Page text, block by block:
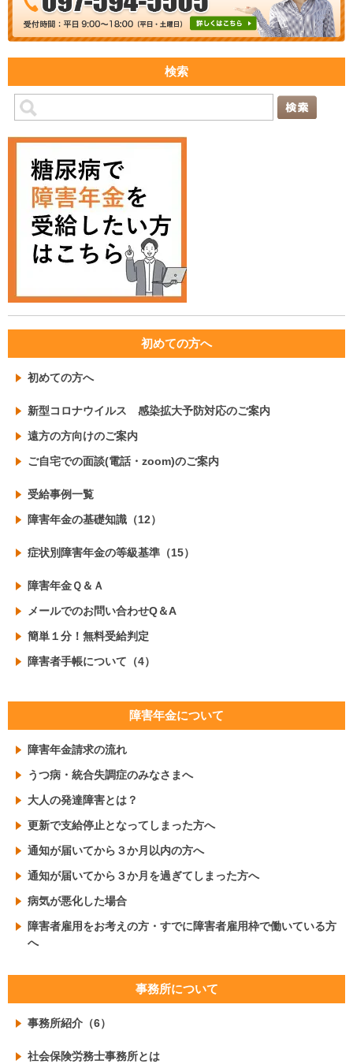
検索
初めての方へ
初めての方へ
新型コロナウイルス 感染拡大予防対応のご案内
遠方の方向けのご案内
ご自宅での面談(電話・zoom)のご案内
受給事例一覧
障害年金の基礎知識（12）
症状別障害年金の等級基準（15）
障害年金Ｑ＆Ａ
メールでのお問い合わせQ＆A
簡単１分！無料受給判定
障害者手帳について（4）
障害年金について
障害年金請求の流れ
うつ病・統合失調症のみなさまへ
大人の発達障害とは？
更新で支給停止となってしまった方へ
通知が届いてから３か月以内の方へ
通知が届いてから３か月を過ぎてしまった方へ
病気が悪化した場合
障害者雇用をお考えの方・すでに障害者雇用枠で働いている方
へ
事務所について
事務所紹介（6）
社会保険労務士事務所とは